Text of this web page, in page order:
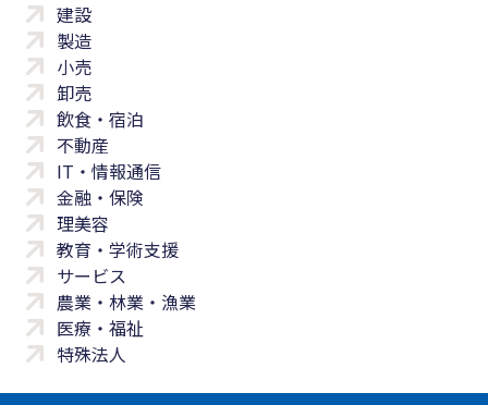
建設
製造
小売
卸売
飲食・宿泊
不動産
IT・情報通信
金融・保険
理美容
教育・学術支援
サービス
農業・林業・漁業
医療・福祉
特殊法人